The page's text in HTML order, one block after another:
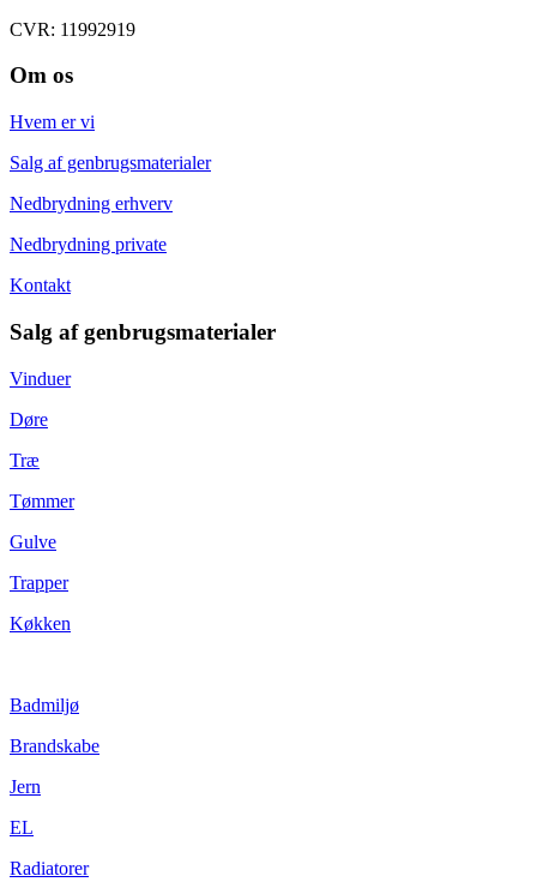
CVR: 11992919
Om os
Hvem er vi
Salg af genbrugsmaterialer
Nedbrydning erhverv
Nedbrydning private
Kontakt
Salg af genbrugsmaterialer
Vinduer
Døre
Træ
Tømmer
Gulve
Trapper
Køkken
Badmiljø
Brandskabe
Jern
EL
Radiatorer